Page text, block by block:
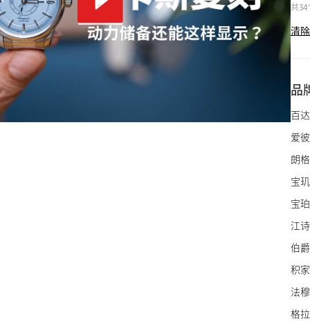
共34
清
品
百
爱彼
朗格
宝玑
宝珀
江
伯爵
积家
法
格